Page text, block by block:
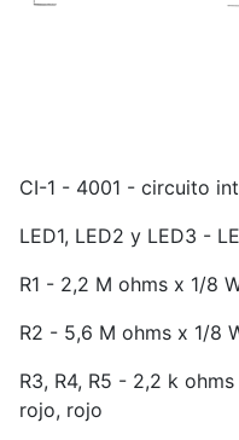
CI-1 - 4001 - circuito
LED1, LED2 y LED3 -
R1 - 2,2 M ohms x 1/8
R2 - 5,6 M ohms x 1/8
R3, R4, R5 - 2,2 k
rojo, rojo